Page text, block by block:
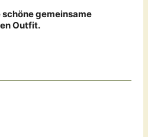
gemeinsame
Outfit.